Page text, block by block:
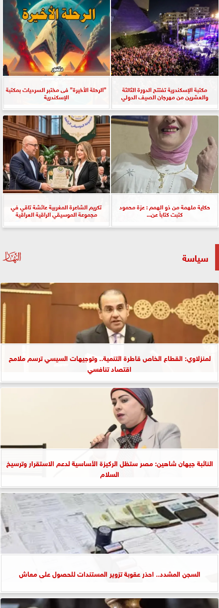
مكتبة الإسكندرية تفتتح الدورة الثالثة
والعشرين من مهرجان الصيف الدولي
”الرحلة الأخيرة” فى مختبر السرديات بمكتبة
الإسكندرية
حكاية ملهمة من ذو الهمم : عزة محمود
كتبت كتاباً عن...
تكريم الشاعرة المغربية عائشة تاقي في
مجموعة الموسيقي الراقية العراقية
سياسة
لمنزلاوي: القطاع الخاص قاطرة التنمية.. وتوجيهات السيسي ترسم ملامح
اقتصاد تنافسي
النائبة جيهان شاهين: مصر ستظل الركيزة الأساسية لدعم الاستقرار وترسيخ
السلام
السجن المشدد.. احذر عقوبة تزوير المستندات للحصول على معاش